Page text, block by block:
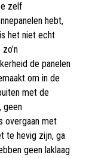
zelf
hebt,
het niet echt
de panelen
om in de
met de
geen
overgaan met
te hevig zijn, ga
geen laklaag